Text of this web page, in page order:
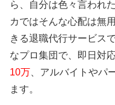
ら、自分は色々言われ
カではそんな心配は無
きる退職代行サービス
なプロ集団で、即日対
10万 、アルバイトやパ
ます。